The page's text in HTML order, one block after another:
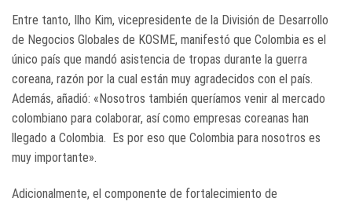
Entre tanto, Ilho Kim, vicepresidente de la División de Desarrollo
de Negocios Globales de KOSME, manifestó que Colombia es el
único país que mandó asistencia de tropas durante la guerra
coreana, razón por la cual están muy agradecidos con el país.
Además, añadió: «Nosotros también queríamos venir al mercado
colombiano para colaborar, así como empresas coreanas han
llegado a Colombia. Es por eso que Colombia para nosotros es
muy importante».
Adicionalmente, el componente de fortalecimiento de